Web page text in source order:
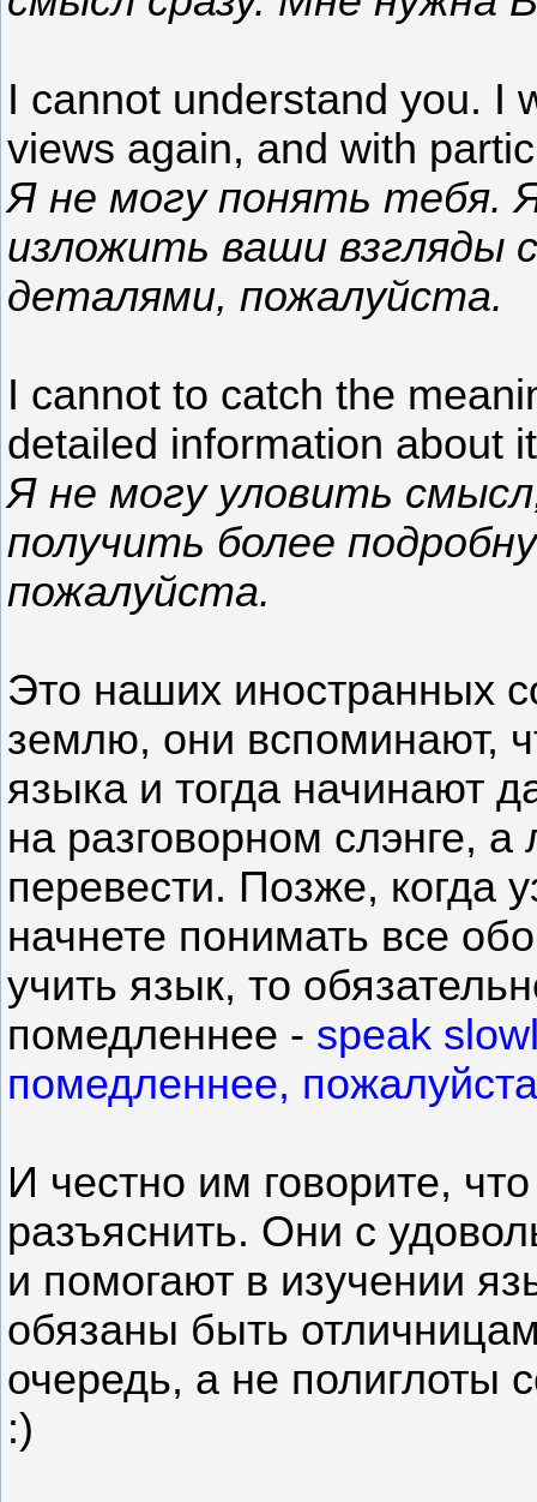
I cannot understand you. I
views again, and with
Я не могу понять тебя.
изложить ваши взгляды
деталями, пожалуйста.
I cannot to catch the
detailed information about
Я не могу уловить
получить более
пожалуйста.
Это наших иностранных
землю, они вспоминают,
языка и тогда начинают
на разговорном слэнге,
перевести. Позже, когда
начнете понимать все
учить язык, то
помедленнее - speak
помедленнее,
И честно им говорите,
разъяснить. Они с
и помогают в изучении
обязаны быть
очередь, а не полиглоты
:)